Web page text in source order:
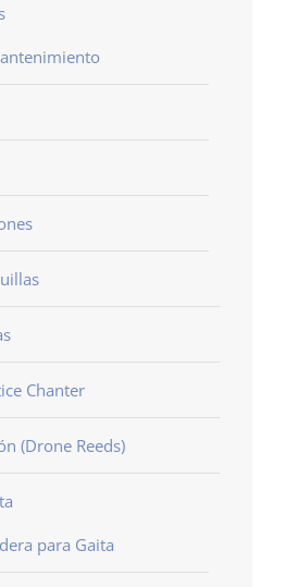
Chanter
(Drone Reeds)
para Gaita